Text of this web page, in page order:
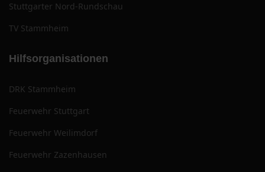
Stuttgarter Nord-Rundschau
TV Stammheim
Hilfsorganisationen
DRK Stammheim
Feuerwehr Stuttgart
Feuerwehr Weilimdorf
Feuerwehr Zazenhausen